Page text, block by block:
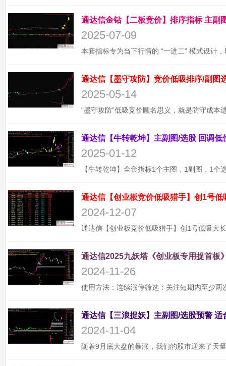
2025-07-09
2025-05-14
2025-01-12
通达信【创业板竞价低吸猎手】创1号
2024-12-07
通达信2025九妖塔《创业板专用捉首板
2024-11-26
2024-11-04